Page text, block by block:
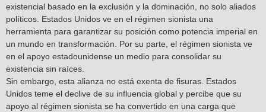
existencial basado en la exclusión y la dominación, no solo aliados
políticos. Estados Unidos ve en el régimen sionista una
herramienta para garantizar su posición como potencia imperial en
un mundo en transformación. Por su parte, el régimen sionista ve
en el apoyo estadounidense un medio para consolidar su
existencia sin raíces.
Sin embargo, esta alianza no está exenta de fisuras. Estados
Unidos teme el declive de su influencia global y percibe que su
apoyo al régimen sionista se ha convertido en una carga que